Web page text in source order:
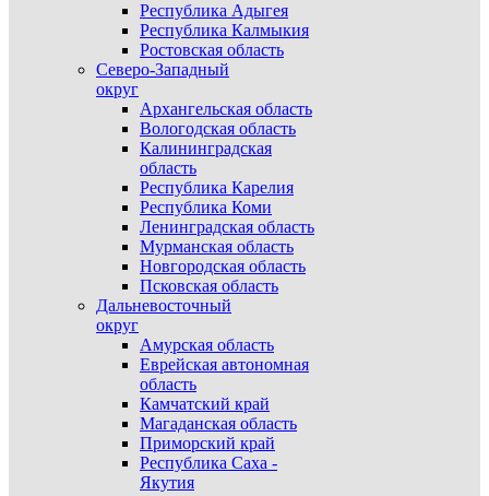
Республика Адыгея
Республика Калмыкия
Ростовская область
Северо-Западный
округ
Архангельская область
Вологодская область
Калининградская
область
Республика Карелия
Республика Коми
Ленинградская область
Мурманская область
Новгородская область
Псковская область
Дальневосточный
округ
Амурская область
Еврейская автономная
область
Камчатский край
Магаданская область
Приморский край
Республика Саха -
Якутия